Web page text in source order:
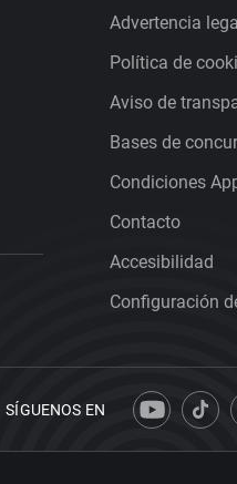
Advertencia
Política de
Aviso de
Bases de
Condiciones
Contacto
Accesibilidad
Configuración
SÍGUENOS EN